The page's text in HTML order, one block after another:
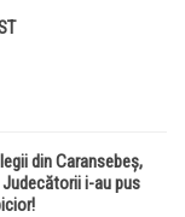
din Caransebeș,
Judecătorii i-au pus